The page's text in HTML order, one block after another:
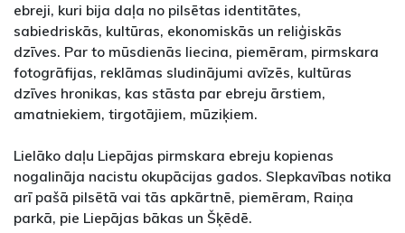
ebreji, kuri bija daļa no pilsētas identitātes,
sabiedriskās, kultūras, ekonomiskās un reliģiskās
dzīves. Par to mūsdienās liecina, piemēram, pirmskara
fotogrāfijas, reklāmas sludinājumi avīzēs, kultūras
dzīves hronikas, kas stāsta par ebreju ārstiem,
amatniekiem, tirgotājiem, mūziķiem.
Lielāko daļu Liepājas pirmskara ebreju kopienas
nogalināja nacistu okupācijas gados. Slepkavības notika
arī pašā pilsētā vai tās apkārtnē, piemēram, Raiņa
parkā, pie Liepājas bākas un Šķēdē.